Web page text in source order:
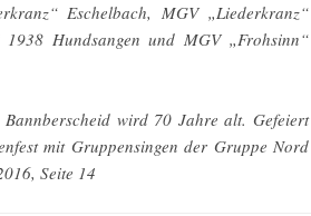
Eschelbach, MGV„Liederkranz“
Hundsangen und MGV„Frohsinn“
wird 70 Jahre alt. Gefeiert
mit Gruppensingen der Gruppe Nord
Seite 14